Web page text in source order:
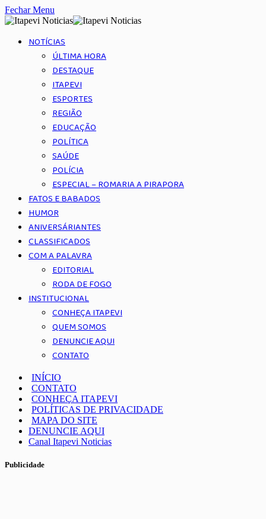
Fechar Menu
NOTÍCIAS
ÚLTIMA HORA
DESTAQUE
ITAPEVI
ESPORTES
REGIÃO
EDUCAÇÃO
POLÍTICA
SAÚDE
POLÍCIA
ESPECIAL – ROMARIA A PIRAPORA
FATOS E BABADOS
HUMOR
ANIVERSÁRIANTES
CLASSIFICADOS
COM A PALAVRA
EDITORIAL
RODA DE FOGO
INSTITUCIONAL
CONHEÇA ITAPEVI
QUEM SOMOS
DENUNCIE AQUI
CONTATO
INÍCIO
CONTATO
CONHEÇA ITAPEVI
POLÍTICAS DE PRIVACIDADE
MAPA DO SITE
DENUNCIE AQUI
Canal Itapevi Noticias
Publicidade